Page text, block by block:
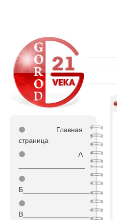
⚫
Главная
страница
⚫
А
⚫
Б_________________
⚫
В_________________